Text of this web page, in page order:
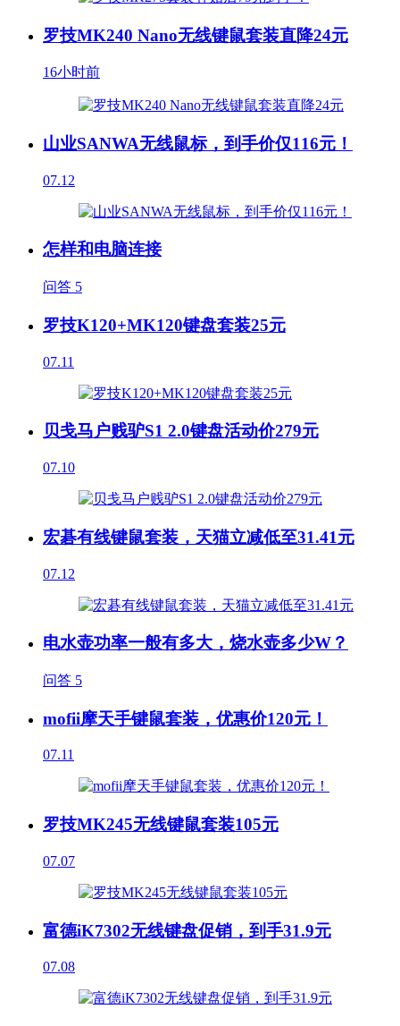
罗技MK240 Nano无线键鼠套装直降24元
16小时前
山业SANWA无线鼠标，到手价仅116元！
07.12
怎样和电脑连接
问答 5
罗技K120+MK120键盘套装25元
07.11
贝戋马户贱驴S1 2.0键盘活动价279元
07.10
宏碁有线键鼠套装，天猫立减低至31.41元
07.12
电水壶功率一般有多大，烧水壶多少W？
问答 5
mofii摩天手键鼠套装，优惠价120元！
07.11
罗技MK245无线键鼠套装105元
07.07
富德iK7302无线键盘促销，到手31.9元
07.08